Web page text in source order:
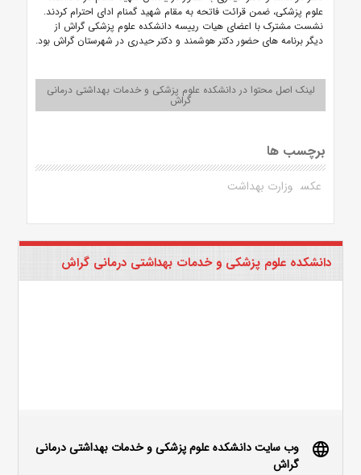
علوم پزشکی، ضمن قرائت فاتحه به مقام شهید گمنام ادای احترام کردند.
نشست مشترک با اعضای هیات رییسه دانشکده علوم پزشکی گراش از
دیگر برنامه های حضور دکتر هوشمند و دکتر حیدری در شهرستان گراش بود.
لینک اصل محتوا در دانشکده علوم پزشکی و خدمات بهداشتی درمانی
گراش
برچسب ها
عکس وزارت بهداشت
دانشکده علوم پزشکی و خدمات بهداشتی درمانی گراش
language
وب سایت دانشکده علوم پزشکی و خدمات بهداشتی درمانی
گراش